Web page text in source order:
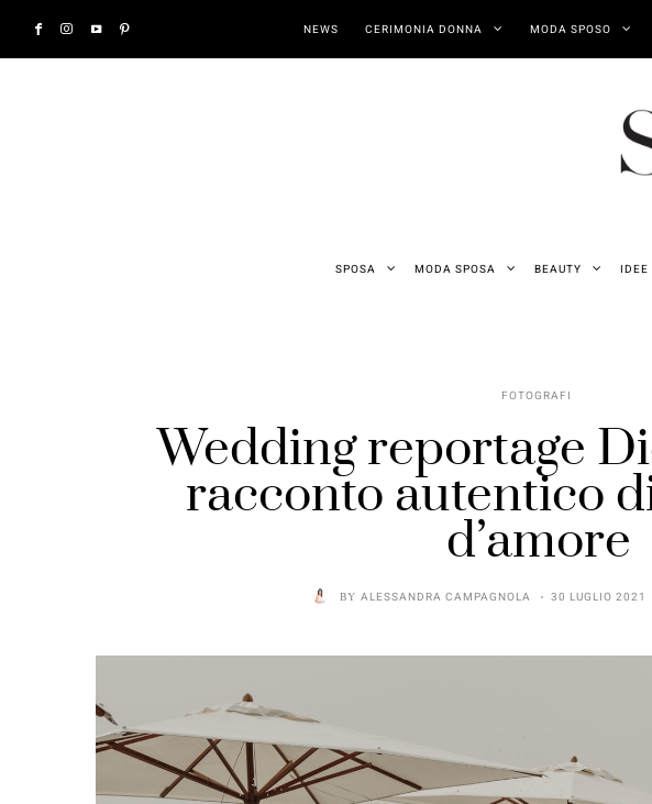
NEWS CERIMONIA DONNA MODA SPOSO
SPOSA MODA SPOSA BEAUTY IDEE
FOTOGRAFI
Wedding reportage
racconto autentico
d’amore
BY ALESSANDRA CAMPAGNOLA 30 LUGLIO 2021